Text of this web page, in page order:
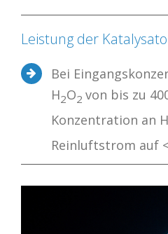
Leistung der
Bei
H2O2von bis zu
Konzentration an H
Reinluftstrom auf